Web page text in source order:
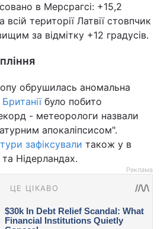
в Мерсрагсі: +15,2
території Латвії стовпчик
за відмітку +12 градусів.
обрушилась аномальна
Британіїбуло побито
- метеорологи назвали
апокаліпсисом".
зафіксували також у в
та Нідерландах.
Реклама